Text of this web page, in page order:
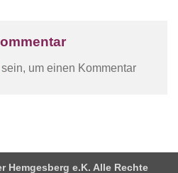
um einen Kommentar
Hemgesberg e.K. Alle Rechte